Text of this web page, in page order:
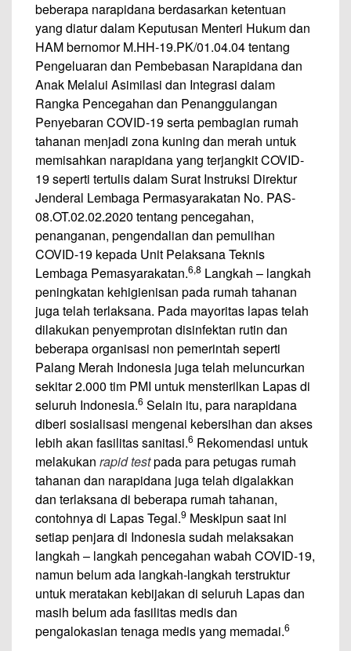
beberapa narapidana berdasarkan ketentuan
yang diatur dalam Keputusan Menteri Hukum dan
HAM bernomor M.HH-19.PK/01.04.04 tentang
Pengeluaran dan Pembebasan Narapidana dan
Anak Melalui Asimilasi dan Integrasi dalam
Rangka Pencegahan dan Penanggulangan
Penyebaran COVID-19 serta pembagian rumah
tahanan menjadi zona kuning dan merah untuk
memisahkan narapidana yang terjangkit COVID-
19 seperti tertulis dalam Surat Instruksi Direktur
Jenderal Lembaga Permasyarakatan No. PAS-
08.OT.02.02.2020 tentang pencegahan,
penanganan, pengendalian dan pemulihan
COVID-19 kepada Unit Pelaksana Teknis
Lembaga Pemasyarakatan.6,8 Langkah – langkah
peningkatan kehigienisan pada rumah tahanan
juga telah terlaksana. Pada mayoritas lapas telah
dilakukan penyemprotan disinfektan rutin dan
beberapa organisasi non pemerintah seperti
Palang Merah Indonesia juga telah meluncurkan
sekitar 2.000 tim PMI untuk mensterilkan Lapas di
seluruh Indonesia.6 Selain itu, para narapidana
diberi sosialisasi mengenai kebersihan dan akses
lebih akan fasilitas sanitasi.6 Rekomendasi untuk
melakukan rapid testpada para petugas rumah
tahanan dan narapidana juga telah digalakkan
dan terlaksana di beberapa rumah tahanan,
contohnya di Lapas Tegal.9 Meskipun saat ini
setiap penjara di Indonesia sudah melaksakan
langkah – langkah pencegahan wabah COVID-19,
namun belum ada langkah-langkah terstruktur
untuk meratakan kebijakan di seluruh Lapas dan
masih belum ada fasilitas medis dan
pengalokasian tenaga medis yang memadai.6